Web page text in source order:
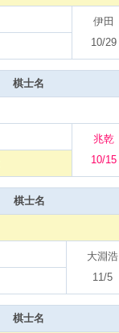
伊田
10/29
棋士名
兆乾
10/15
棋士名
大淵浩
11/5
棋士名